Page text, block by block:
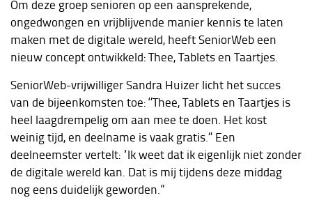
Om deze groep senioren op een aansprekende,
ongedwongen en vrijblijvende manier kennis te laten
maken met de digitale wereld, heeft SeniorWeb een
nieuw concept ontwikkeld: Thee, Tablets en Taartjes.
SeniorWeb-vrijwilliger Sandra Huizer licht het succes
van de bijeenkomsten toe: ‘’Thee, Tablets en Taartjes is
heel laagdrempelig om aan mee te doen. Het kost
weinig tijd, en deelname is vaak gratis.’’ Een
deelneemster vertelt: “Ik weet dat ik eigenlijk niet zonder
de digitale wereld kan. Dat is mij tijdens deze middag
nog eens duidelijk geworden.”